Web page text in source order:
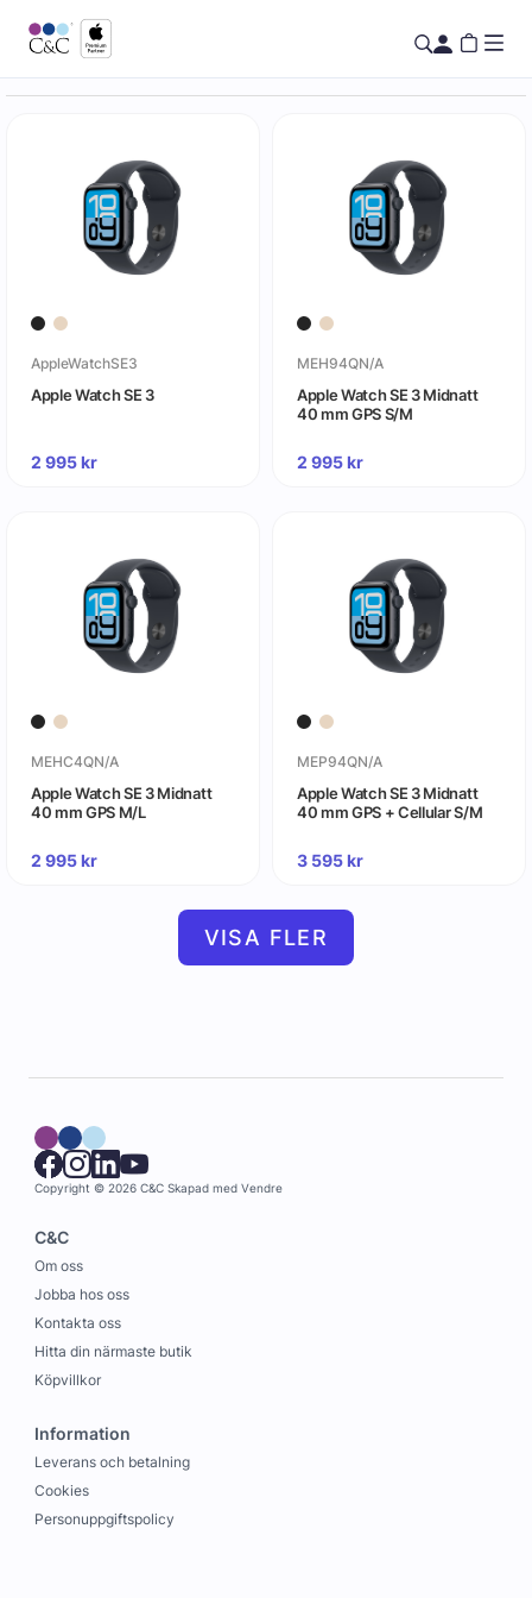
AppleWatchSE3
Apple Watch SE 3
2 995kr
MEH94QN/A
Apple Watch SE 3 Midnatt
40 mm GPS S/M
2 995kr
MEHC4QN/A
Apple Watch SE 3 Midnatt
40 mm GPS M/L
2 995kr
MEP94QN/A
Apple Watch SE 3 Midnatt
40 mm GPS + Cellular S/M
3 595kr
VISA FLER
Copyright © 2026 C&C Skapad med Vendre
C&C
Om oss
Jobba hos oss
Kontakta oss
Hitta din närmaste butik
Köpvillkor
Information
Leverans och betalning
Cookies
Personuppgiftspolicy